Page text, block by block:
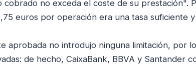
no exceda el coste de su prestación".
euros por operación era una tasa suficiente
aprobada no introdujo ninguna limitación, por
de hecho, CaixaBank, BBVA y Santander